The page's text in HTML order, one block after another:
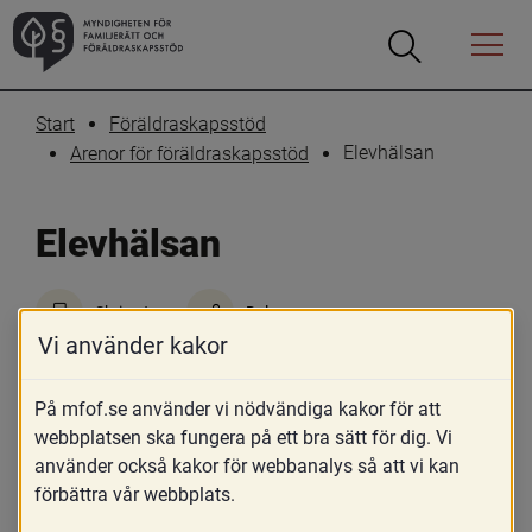
Öppna
Öppna
Menyn
Start
Föräldraskapsstöd
Arenor för föräldraskapsstöd
Elevhälsan
Elevhälsan
Skriv ut Dela
och hälsofrämjande. Deras arbete ska
främja elevers lärande och utveckling
samt deras fysiska och psykiska hälsa.
Vi använder kakor
På mfof.se använder vi nödvändiga kakor för att
webbplatsen ska fungera på ett bra sätt för dig. Vi
använder också kakor för webbanalys så att vi kan
förbättra vår webbplats.